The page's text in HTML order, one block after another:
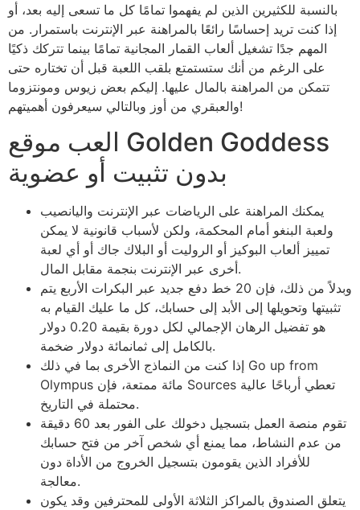
بالنسبة للكثيرين الذين لم يفهموا تمامًا كل ما تسعى إليه بعد، أو
إذا كنت تريد إحساسًا رائعًا بالمراهنة عبر الإنترنت باستمرار. من
المهم جدًا تشغيل ألعاب القمار المجانية تمامًا بينما تتركك ذكيًا
على الرغم من أنك ستستمتع بلقب اللعبة قبل أن تختاره حتى
تتمكن من المراهنة بالمال عليها. إليكم بعض زيوس ومونتزوما
والعبقري من أوز وبالتالي سيعرفون أهميتهم!
العب موقع Golden Goddess
بدون تثبيت أو عضوية
يمكنك المراهنة على الرياضات عبر الإنترنت واليانصيب
ولعبة البنغو أمام المحكمة، ولكن لأسباب قانونية لا يمكن
تمييز ألعاب البوكيز أو الروليت أو البلاك جاك أو أي لعبة
أخرى عبر الإنترنت بنجمة مقابل المال.
وبدلاً من ذلك، فإن 20 خط دفع جديد عبر البكرات الأربع يتم
تثبيتها وتحويلها إلى الأبد إلى حسابك، كل ما عليك القيام به
هو تفضيل الرهان الإجمالي لكل دورة بقيمة 0.20 دولار
بالكامل إلى ثمانمائة دولار ضخمة.
إذا كنت من النماذج الأخرى بما في ذلك Go up from
Olympus مائة ممتعة، فإن Sources تعطي أرباحًا عالية
محتملة في التاريخ.
تقوم منصة العمل بتسجيل دخولك على الفور بعد 60 دقيقة
من عدم النشاط، مما يمنع أي شخص آخر من فتح حسابك
للأفراد الذين يقومون بتسجيل الخروج من الأداة دون
معالجة.
يتعلق الصندوق بالمراكز الثلاثة الأولى للمحترفين وقد يكون